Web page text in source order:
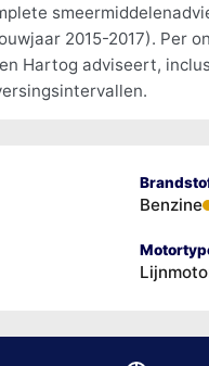
2015-2017). Per
Hartog adviseert,
Benzine